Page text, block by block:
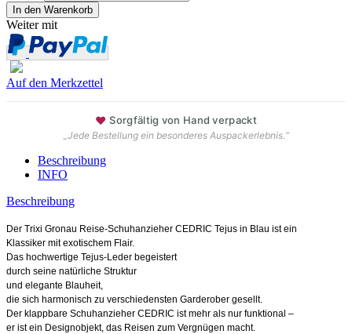
Weiter mit
Auf den Merkzettel
♥ Sorgfältig von Hand verpackt
„Jede Bestellung ein besonderes Auspackerlebnis.“
Beschreibung
INFO
Beschreibung
Der Trixi Gronau Reise-Schuhanzieher CEDRIC Tejus in Blau ist ein
Klassiker mit exotischem Flair.
Das hochwertige Tejus-Leder begeistert
durch seine natürliche Struktur
und elegante Blauheit,
die sich harmonisch zu verschiedensten Garderober gesellt.
Der klappbare Schuhanzieher CEDRIC ist mehr als nur funktional –
er ist ein Designobjekt, das Reisen zum Vergnügen macht.